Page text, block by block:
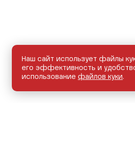
Наш сайт использует файлы
его эффективность и
использование файлов куки.